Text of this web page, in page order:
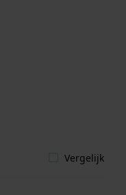
Vergelijk